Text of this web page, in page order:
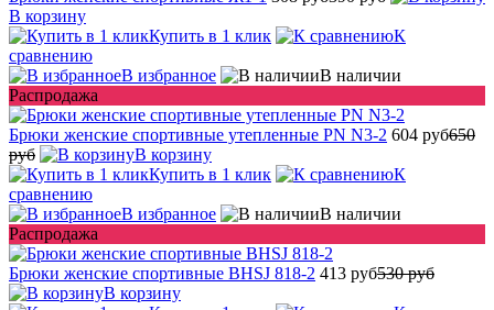
В корзину
Купить в 1 клик
К
сравнению
В избранное
В наличии
Распродажа
Брюки женские спортивные утепленные PN N3-2 604 руб650
руб
В корзину
Купить в 1 клик
К
сравнению
В избранное
В наличии
Распродажа
Брюки женские спортивные BHSJ 818-2 413 руб530 руб
В корзину